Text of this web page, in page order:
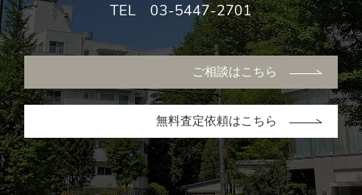
TEL 03-5447-2701
ご相談はこちら
無料査定依頼はこちら